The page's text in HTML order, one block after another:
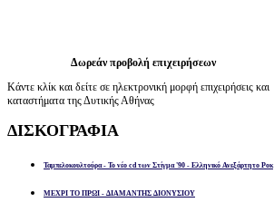
Δωρεάν προβολή επιχειρήσεων
Κάντε κλίκ και δείτε σε ηλεκτρονική μορφή επιχειρήσεις και
καταστήματα της Δυτικής Αθήνας
ΔΙΣΚΟΓΡΑΦΙΑ
Ταμπελοκουλτούρα - Το νέο cd των Στίγμα '90 - Ελληνικό Ανεξάρτητο Ροκ
ΜΕΧΡΙ ΤΟ ΠΡΩΙ - ΔΙΑΜΑΝΤΗΣ ΔΙΟΝΥΣΙΟΥ